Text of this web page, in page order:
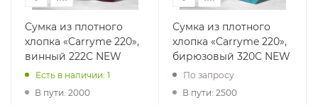
Сумка из плотного
хлопка «Carryme 220»,
винный 222C NEW
Есть в наличии: 1
В пути: 2000
Сумка из плотного
хлопка «Carryme 220»,
бирюзовый 320C NEW
По запросу
В пути: 2500